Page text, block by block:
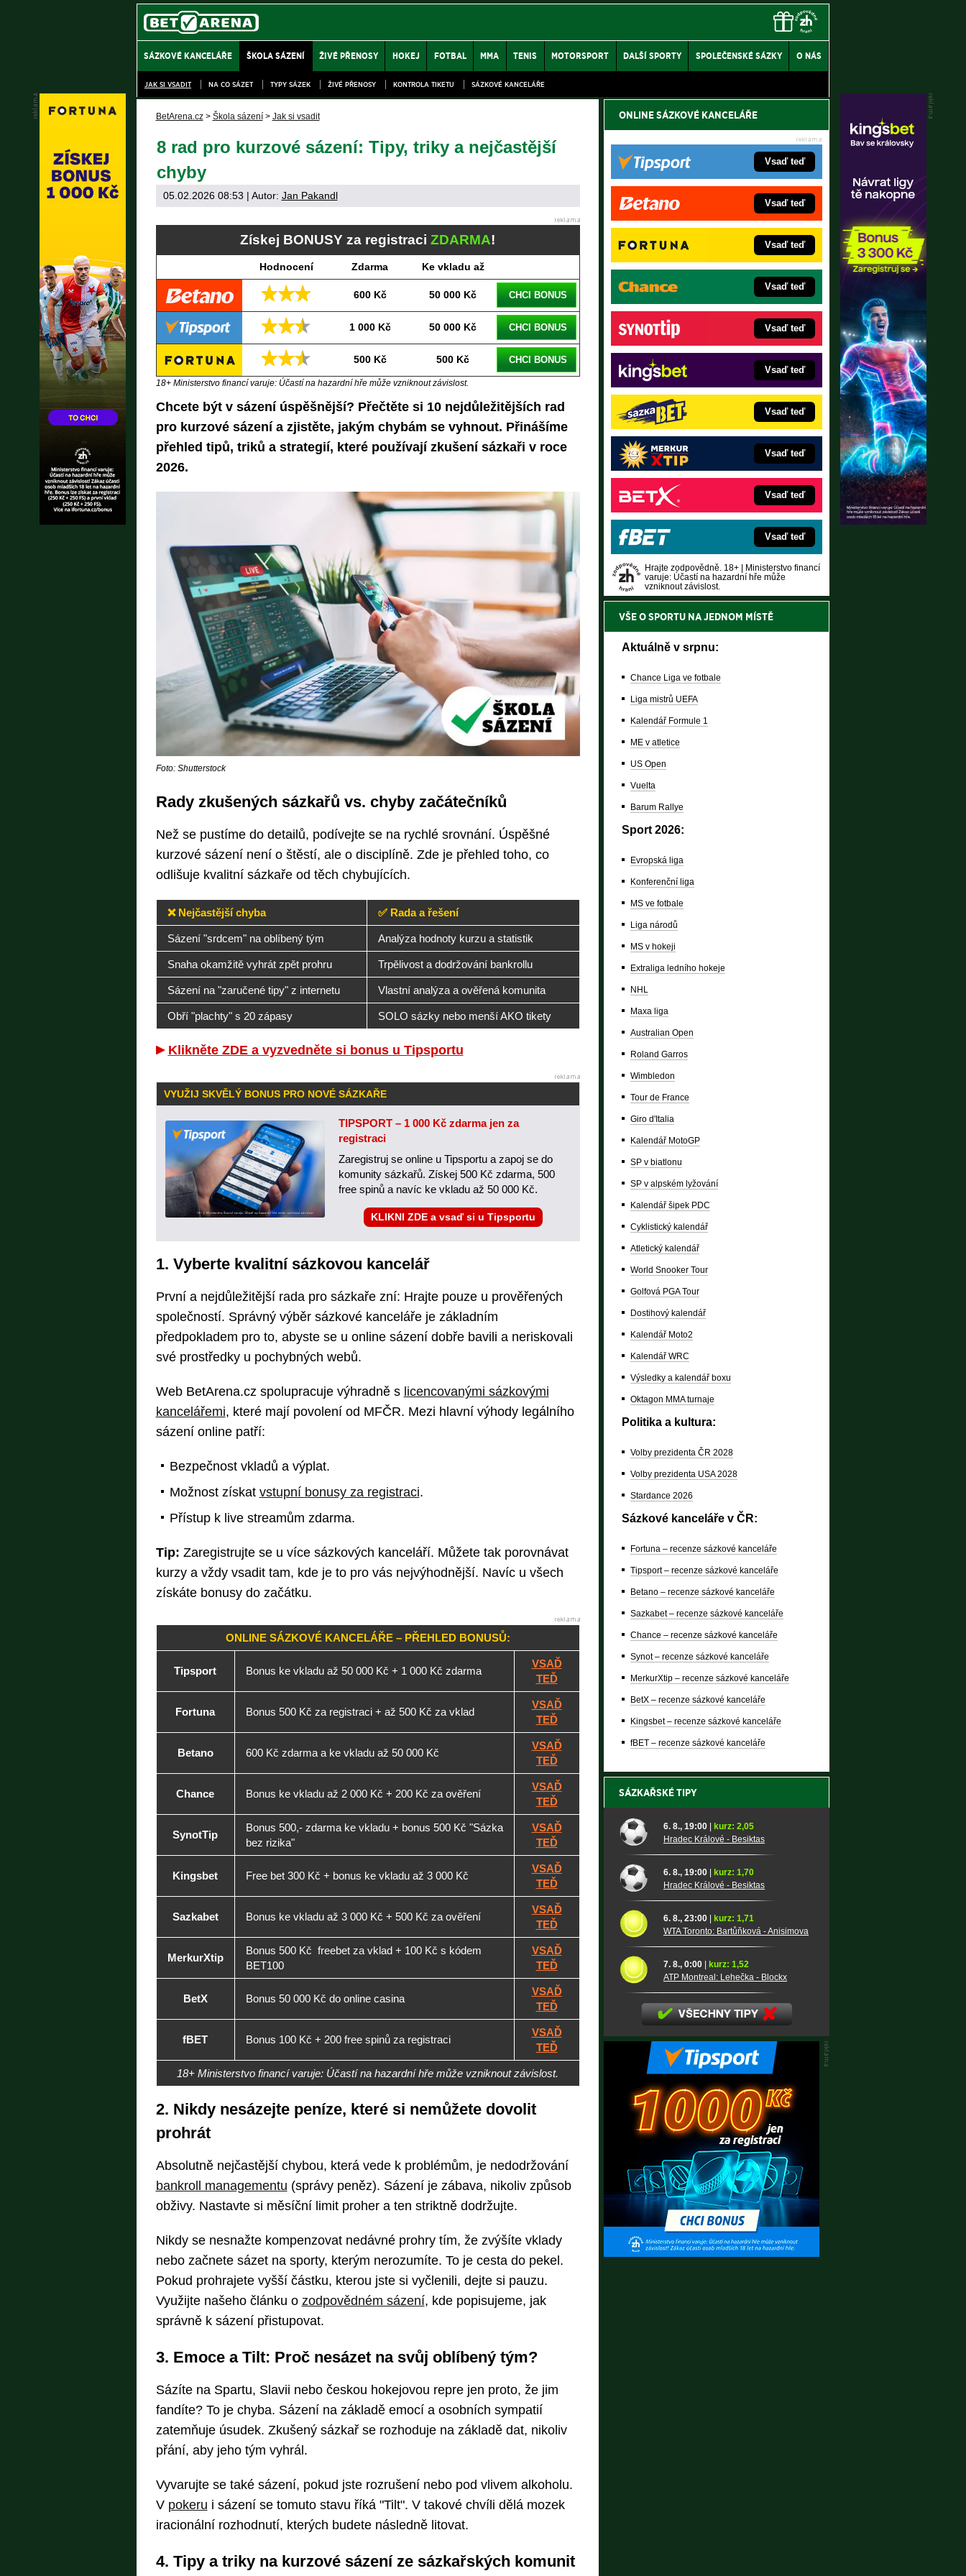
SÁZKOVÉ KANCELÁŘE ŠKOLA SÁZENÍ ŽIVÉ PŘENOSY HOKEJ FOTBAL MMA TENIS MOTORSPORT DALŠÍ SPORTY SPOLEČENSKÉ SÁZKY O NÁS
JAK SI VSADIT NA CO SÁZET TYPY SÁZEK ŽIVÉ PŘENOSY KONTROLA TIKETU SÁZKOVÉ KANCELÁŘE
BetArena.cz > Škola sázení > Jak si vsadit
8 rad pro kurzové sázení: Tipy, triky a nejčastější
chyby
05.02.2026 08:53 | Autor: Jan Pakandl
Získej BONUSY za registraci ZDARMA!
Hodnocení Zdarma Ke vkladu až
600 Kč 50 000 Kč CHCI BONUS
1 000 Kč 50 000 Kč CHCI BONUS
500 Kč 500 Kč CHCI BONUS
18+ Ministerstvo financí varuje: Účastí na hazardní hře může vzniknout závislost.
Chcete být v sázení úspěšnější? Přečtěte si 10 nejdůležitějších rad
pro kurzové sázení a zjistěte, jakým chybám se vyhnout. Přinášíme
přehled tipů, triků a strategií, které používají zkušení sázkaři v roce
2026.
Foto: Shutterstock
Rady zkušených sázkařů vs. chyby začátečníků
Než se pustíme do detailů, podívejte se na rychlé srovnání. Úspěšné
kurzové sázení není o štěstí, ale o disciplíně. Zde je přehled toho, co
odlišuje kvalitní sázkaře od těch chybujících.
❌ Nejčastější chyba ✅ Rada a řešení
Sázení "srdcem" na oblíbený tým Analýza hodnoty kurzu a statistik
Snaha okamžitě vyhrát zpět prohru Trpělivost a dodržování bankrollu
Sázení na "zaručené tipy" z internetu Vlastní analýza a ověřená komunita
Obří "plachty" s 20 zápasy SOLO sázky nebo menší AKO tikety
Klikněte ZDE a vyzvedněte si bonus u Tipsportu
VYUŽIJ SKVĚLÝ BONUS PRO NOVÉ SÁZKAŘE
TIPSPORT – 1 000 Kč zdarma jen za
registraci
Zaregistruj se online u Tipsportu a zapoj se do
komunity sázkařů. Získej 500 Kč zdarma, 500
free spinů a navíc ke vkladu až 50 000 Kč.
KLIKNI ZDE a vsaď si u Tipsportu
1. Vyberte kvalitní sázkovou kancelář
První a nejdůležitější rada pro sázkaře zní: Hrajte pouze u prověřených
společností. Správný výběr sázkové kanceláře je základním
předpokladem pro to, abyste se u online sázení dobře bavili a neriskovali
své prostředky u pochybných webů.
Web BetArena.cz spolupracuje výhradně s licencovanými sázkovými
kancelářemi, které mají povolení od MFČR. Mezi hlavní výhody legálního
sázení online patří:
Bezpečnost vkladů a výplat.
Možnost získat vstupní bonusy za registraci.
Přístup k live streamům zdarma.
Tip: Zaregistrujte se u více sázkových kanceláří. Můžete tak porovnávat
kurzy a vždy vsadit tam, kde je to pro vás nejvýhodnější. Navíc u všech
získáte bonusy do začátku.
ONLINE SÁZKOVÉ KANCELÁŘE – PŘEHLED BONUSŮ:
Tipsport Bonus ke vkladu až 50 000 Kč + 1 000 Kč zdarma
VSAĎ
TEĎ
Fortuna Bonus 500 Kč za registraci + až 500 Kč za vklad
VSAĎ
TEĎ
Betano 600 Kč zdarma a ke vkladu až 50 000 Kč
VSAĎ
TEĎ
Chance Bonus ke vkladu až 2 000 Kč + 200 Kč za ověření
VSAĎ
TEĎ
SynotTip
Bonus 500,- zdarma ke vkladu + bonus 500 Kč "Sázka
bez rizika"
VSAĎ
TEĎ
Kingsbet Free bet 300 Kč + bonus ke vkladu až 3 000 Kč
VSAĎ
TEĎ
Sazkabet Bonus ke vkladu až 3 000 Kč + 500 Kč za ověření
VSAĎ
TEĎ
MerkurXtip
Bonus 500 Kč freebet za vklad + 100 Kč s kódem
BET100
VSAĎ
TEĎ
BetX Bonus 50 000 Kč do online casina
VSAĎ
TEĎ
fBET Bonus 100 Kč + 200 free spinů za registraci
VSAĎ
TEĎ
18+ Ministerstvo financí varuje: Účastí na hazardní hře může vzniknout závislost.
2. Nikdy nesázejte peníze, které si nemůžete dovolit
prohrát
Absolutně nejčastější chybou, která vede k problémům, je nedodržování
bankroll managementu (správy peněz). Sázení je zábava, nikoliv způsob
obživy. Nastavte si měsíční limit proher a ten striktně dodržujte.
Nikdy se nesnažte kompenzovat nedávné prohry tím, že zvýšíte vklady
nebo začnete sázet na sporty, kterým nerozumíte. To je cesta do pekel.
Pokud prohrajete vyšší částku, kterou jste si vyčlenili, dejte si pauzu.
Využijte našeho článku o zodpovědném sázení, kde popisujeme, jak
správně k sázení přistupovat.
3. Emoce a Tilt: Proč nesázet na svůj oblíbený tým?
Sázíte na Spartu, Slavii nebo českou hokejovou repre jen proto, že jim
fandíte? To je chyba. Sázení na základě emocí a osobních sympatií
zatemňuje úsudek. Zkušený sázkař se rozhoduje na základě dat, nikoliv
přání, aby jeho tým vyhrál.
Vyvarujte se také sázení, pokud jste rozrušení nebo pod vlivem alkoholu.
V pokeru i sázení se tomuto stavu říká "Tilt". V takové chvíli dělá mozek
iracionální rozhodnutí, kterých budete následně litovat.
4. Tipy a triky na kurzové sázení ze sázkařských komunit
ONLINE SÁZKOVÉ KANCELÁŘE
Vsaď teď
Vsaď teď
Vsaď teď
Vsaď teď
Vsaď teď
Vsaď teď
Vsaď teď
Vsaď teď
Vsaď teď
Vsaď teď
Hrajte zodpovědně. 18+ | Ministerstvo financí
varuje: Účastí na hazardní hře může
vzniknout závislost.
VŠE O SPORTU NA JEDNOM MÍSTĚ
Aktuálně v srpnu:
Chance Liga ve fotbale
Liga mistrů UEFA
Kalendář Formule 1
ME v atletice
US Open
Vuelta
Barum Rallye
Sport 2026:
Evropská liga
Konferenční liga
MS ve fotbale
Liga národů
MS v hokeji
Extraliga ledního hokeje
NHL
Maxa liga
Australian Open
Roland Garros
Wimbledon
Tour de France
Giro d'Italia
Kalendář MotoGP
SP v biatlonu
SP v alpském lyžování
Kalendář šipek PDC
Cyklistický kalendář
Atletický kalendář
World Snooker Tour
Golfová PGA Tour
Dostihový kalendář
Kalendář Moto2
Kalendář WRC
Výsledky a kalendář boxu
Oktagon MMA turnaje
Politika a kultura:
Volby prezidenta ČR 2028
Volby prezidenta USA 2028
Stardance 2026
Sázkové kanceláře v ČR:
Fortuna – recenze sázkové kanceláře
Tipsport – recenze sázkové kanceláře
Betano – recenze sázkové kanceláře
Sazkabet – recenze sázkové kanceláře
Chance – recenze sázkové kanceláře
Synot – recenze sázkové kanceláře
MerkurXtip – recenze sázkové kanceláře
BetX – recenze sázkové kanceláře
Kingsbet – recenze sázkové kanceláře
fBET – recenze sázkové kanceláře
SÁZKAŘSKÉ TIPY
6. 8., 19:00
kurz: 2,05
Hradec Králové - Besiktas
6. 8., 19:00
kurz: 1,70
Hradec Králové - Besiktas
6. 8., 23:00
kurz: 1,71
WTA Toronto: Bartůňková - Anisimova
7. 8., 0:00
kurz: 1,52
ATP Montreal: Lehečka - Blockx